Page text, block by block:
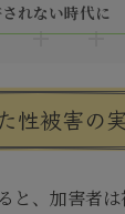
れない時代に
性被害の
と、加害者